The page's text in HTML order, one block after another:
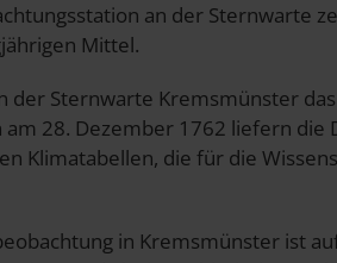
an der Sternwarte
Mittel.
der Sternwarte Kremsmünster
am 28. Dezember 1762 liefern
Klimatabellen, die für die
in Kremsmünster ist